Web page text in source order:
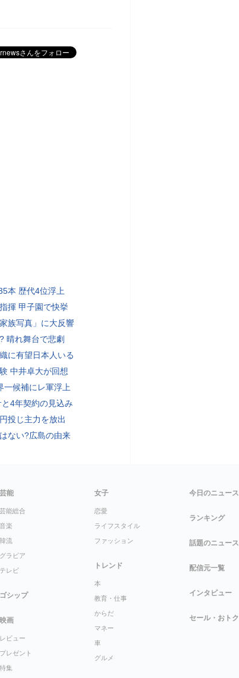
本 歴代4位浮上
揮 甲子園で快挙
族写真」に大反響
晴れ舞台で悲劇
に有望日本人いる
中井卓大が回想
一候補にレ軍浮上
4年契約の見込み
投じ主力を放出
ない?広島の由来
芸能
芸能総合
音楽
韓流
グラビア
テレビ
ゴシップ
映画
レビュー
プレゼント
特集
女子
恋愛
ライフスタイル
ファッション
トレンド
本
教育・仕事
からだ
マネー
車
グルメ
今日のニュース
ランキング
話題のニュース
配信元一覧
インタビュー
セール・おトク